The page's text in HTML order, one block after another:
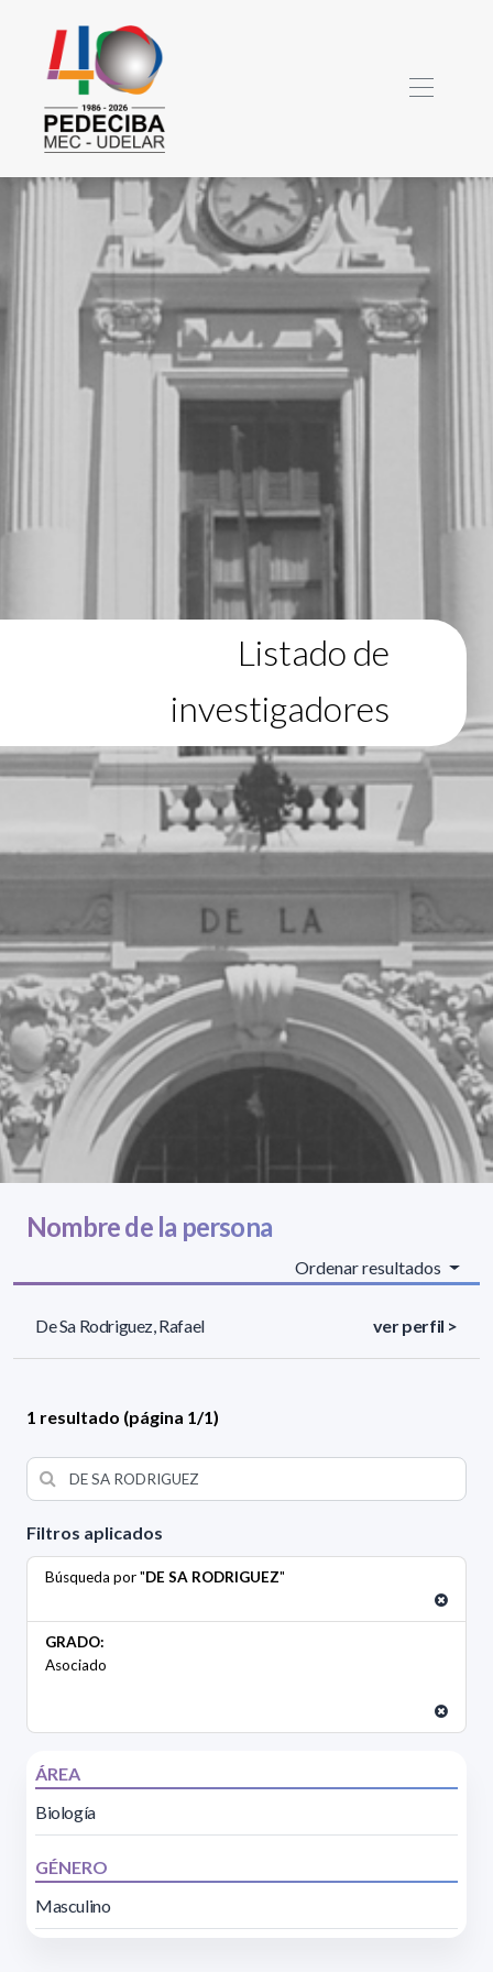
Listado de
investigadores
Filtros aplicados
Búsqueda por "DE SA RODRIGUEZ"
GRADO:
Asociado
ÁREA
Biología
GÉNERO
Masculino
Nombre de la persona
Ordenar resultados
De Sa Rodriguez, Rafael ver perfil >
1 resultado (página 1/1)